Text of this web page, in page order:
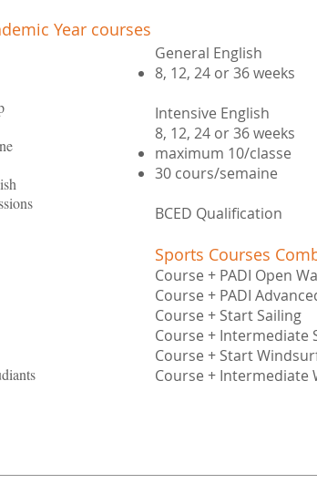
Year courses
General English
8, 12, 24 or 36 weeks
Intensive English
8, 12, 24 or 36 weeks
maximum 10/classe
30 cours/semaine
BCED Qualification
Sports Courses
Course + PADI Open
Course + PADI
Course + Start Sailing
Course + Intermediate
Course + Start
Course + Intermediate